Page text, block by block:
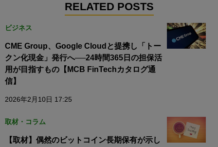
RELATED POSTS
ビジネス
CME Group、Google Cloudと提携し「トー
クン化現金」発行へ──24時間365日の担保活
用が目指すもの【MCB FinTechカタログ通
信】
2026年2月10日 17:25
取材・コラム
【取材】偶然のビットコイン長期保有が示し